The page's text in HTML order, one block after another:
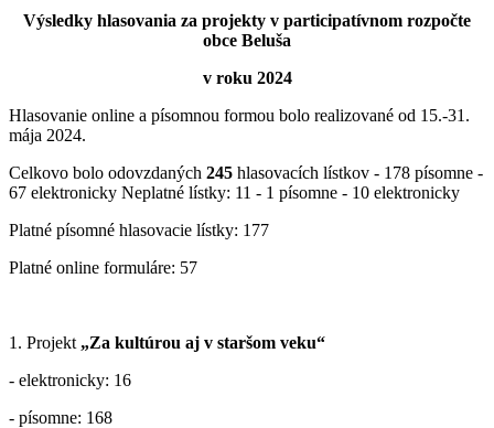
Výsledky hlasovania za projekty v participatívnom rozpočte
obce Beluša
v roku 2024
Hlasovanie online a písomnou formou bolo realizované od 15.-31.
mája 2024.
Celkovo bolo odovzdaných 245 hlasovacích lístkov - 178 písomne -
67 elektronicky Neplatné lístky: 11 - 1 písomne - 10 elektronicky
Platné písomné hlasovacie lístky: 177
Platné online formuláre: 57
1. Projekt „Za kultúrou aj v staršom veku“
- elektronicky: 16
- písomne: 168